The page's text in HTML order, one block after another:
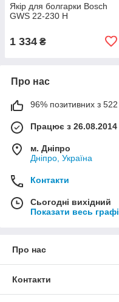
Якір для болгарки Bosch
GWS 22-230 H
1 334 ₴
Про нас
96% позитивних з 522
Працює з 26.08.2014
м. Дніпро
Дніпро, Україна
Контакти
Сьогодні вихідний
Показати весь
Про нас
Контакти